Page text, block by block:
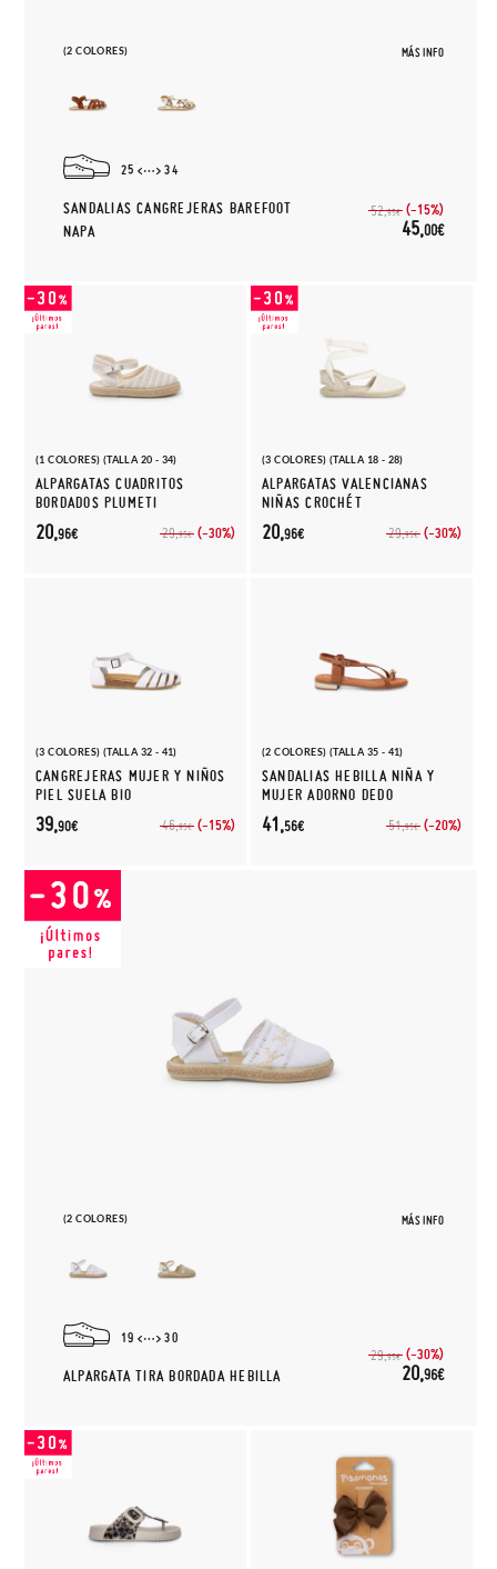
(2 COLORES) MÁS INFO
25 34
SANDALIAS CANGREJERAS BAREFOOT
NAPA
52,95€ (-15%)
45,00€
(1 COLORES) (TALLA 20 - 34)
ALPARGATAS CUADRITOS
BORDADOS PLUMETI
29,95€ (-30%)
20,96€
(3 COLORES) (TALLA 18 - 28)
ALPARGATAS VALENCIANAS
NIÑAS CROCHÉT
29,95€ (-30%)
20,96€
(3 COLORES) (TALLA 32 - 41)
CANGREJERAS MUJER Y NIÑOS
PIEL SUELA BIO
46,95€ (-15%)
39,90€
(2 COLORES) (TALLA 35 - 41)
SANDALIAS HEBILLA NIÑA Y
MUJER ADORNO DEDO
51,95€ (-20%)
41,56€
(2 COLORES) MÁS INFO
19 30
ALPARGATA TIRA BORDADA HEBILLA
29,95€ (-30%)
20,96€